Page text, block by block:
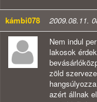
kámbi078 2009.08.11.
Nem indul
lakosok
zöld
azért állnak